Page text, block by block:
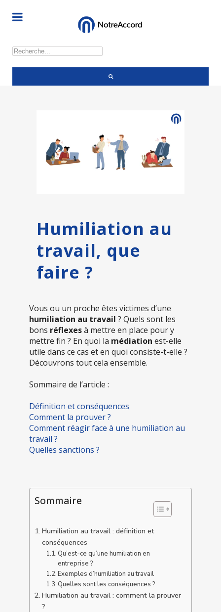
Rechercher
Humiliation au
travail, que
faire ?
Vous ou un proche êtes victimes d’une
humiliation au travail ? Quels sont les
bons réflexesà mettre en place pour y
mettre fin ? En quoi la médiation est-elle
utile dans ce cas et en quoi consiste-t-elle ?
Découvrons tout cela ensemble.
Sommaire de l’article :
Définition et conséquences
Comment la prouver ?
Comment réagir face à une humiliation au
travail ?
Quelles sanctions ?
Sommaire
Humiliation au travail : définition et
conséquences
Qu’est-ce qu’une humiliation en
entreprise ?
Exemples d’humiliation au travail
Quelles sont les conséquences ?
Humiliation au travail : comment la prouver
?